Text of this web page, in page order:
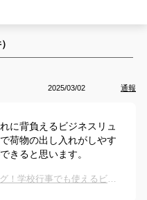
2025/03/02 通報
に背負えるビジネスリュ
荷物の出し入れがしやす
きると思います。
教員リュック｜女性向け通勤バッグ！学校行事でも使えるビジネスリュックのおすすめは？